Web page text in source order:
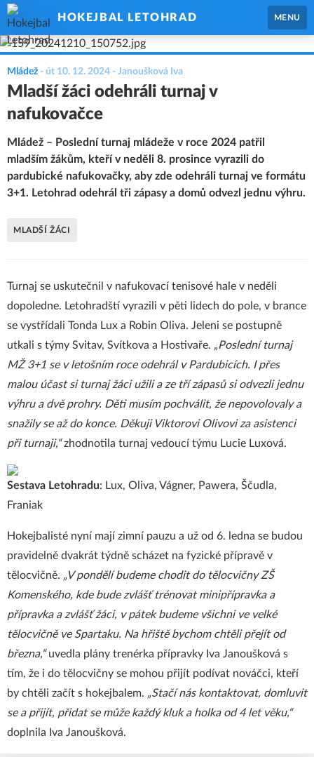
HOKEJBAL LETOHRAD MENU
Mládež - út 10. 12. 2024 - Janoušková Iva
Mladší žáci odehráli turnaj v
nafukovačce
Mládež – Poslední turnaj mládeže v roce 2024 patřil
mladším žákům, kteří v neděli 8. prosince vyrazili do
pardubické nafukovačky, aby zde odehráli turnaj ve formátu
3+1. Letohrad odehrál tři zápasy a domů odvezl jednu výhru.
MLADŠÍ ŽÁCI
Turnaj se uskutečnil v nafukovací tenisové hale v neděli
dopoledne. Letohradští vyrazili v pěti lidech do pole, v brance
se vystřídali Tonda Lux a Robin Oliva. Jeleni se postupně
utkali s týmy Svitav, Svítkova a Hostivaře. „Poslední turnaj
MŽ 3+1 se v letošním roce odehrál v Pardubicích. I přes
malou účast si turnaj žáci užili a ze tří zápasů si odvezli jednu
výhru a dvě prohry. Děti musím pochválit, že nepovolovaly a
snažily se až do konce. Děkuji Viktorovi Olivovi za asistenci
při turnaji,“zhodnotila turnaj vedoucí týmu Lucie Luxová.
Sestava Letohradu: Lux, Oliva, Vágner, Pawera, Ščudla,
Franiak
Hokejbalisté nyní mají zimní pauzu a už od 6. ledna se budou
pravidelně dvakrát týdně scházet na fyzické přípravě v
tělocvičně. „V pondělí budeme chodit do tělocvičny ZŠ
Komenského, kde bude zvlášť trénovat minipřípravka a
přípravka a zvlášť žáci, v pátek budeme všichni ve velké
tělocvičně ve Spartaku. Na hřiště bychom chtěli přejít od
března,“uvedla plány trenérka přípravky Iva Janoušková s
tím, že i do tělocvičny se mohou přijít podívat nováčci, kteří
by chtěli začít s hokejbalem. „Stačí nás kontaktovat, domluvit
se a přijít, přidat se může každý kluk a holka od 4 let věku,“
doplnila Iva Janoušková.